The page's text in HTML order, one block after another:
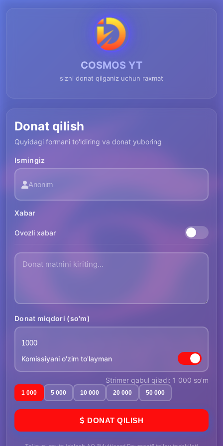
COSMOS YT
sizni donat qilganiz uchun raxmat
Donat qilish
Quyidagi formani to'ldiring va donat yuboring
Ismingiz
Xabar
Ovozli xabar
Donat miqdori (so'm)
Komissiyani o'zim to'layman
Strimer qabul qiladi: 1 000 so'm
1 000 5 000 10 000 20 000 50 000
DONAT QILISH